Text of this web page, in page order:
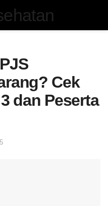
Cek
dan Peserta